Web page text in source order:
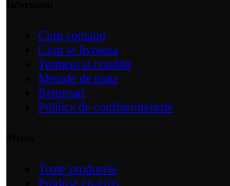
Cum comand
Cum se livreaza
Termeni si conditii
Metode de plata
Returnari
Politica de confidentialitate
Toate produsele